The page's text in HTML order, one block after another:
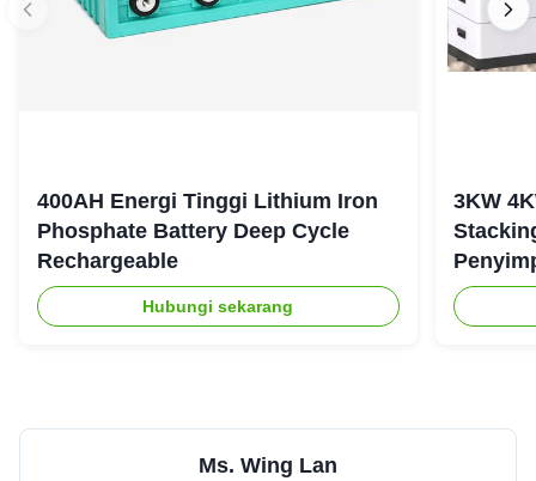
400AH Energi Tinggi Lithium Iron
Phosphate Battery Deep Cycle
Rechargeable
Hubungi sekarang
3KW
Tangga
Ms. Wing Lan